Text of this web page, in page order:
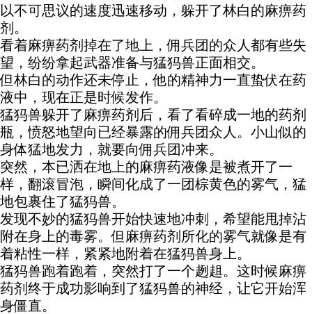
以不可思议的速度迅速移动，躲开了林白的麻痹药
剂。
看着麻痹药剂掉在了地上，佣兵团的众人都有些失
望，纷纷拿起武器准备与猛犸兽正面相交。
但林白的动作还未停止，他的精神力一直蛰伏在药
液中，现在正是时候发作。
猛犸兽躲开了麻痹药剂后，看了看碎成一地的药剂
瓶，愤怒地望向已经暴露的佣兵团众人。小山似的
身体猛地发力，就要向佣兵团冲来。
突然，本已洒在地上的麻痹药液像是被煮开了一
样，翻滚冒泡，瞬间化成了一团棕黄色的雾气，猛
地包裹住了猛犸兽。
发现不妙的猛犸兽开始快速地冲刺，希望能甩掉沾
附在身上的毒雾。但麻痹药剂所化的雾气就像是有
着粘性一样，紧紧地附着在猛犸兽身上。
猛犸兽跑着跑着，突然打了一个趔趄。这时候麻痹
药剂终于成功影响到了猛犸兽的神经，让它开始浑
身僵直。